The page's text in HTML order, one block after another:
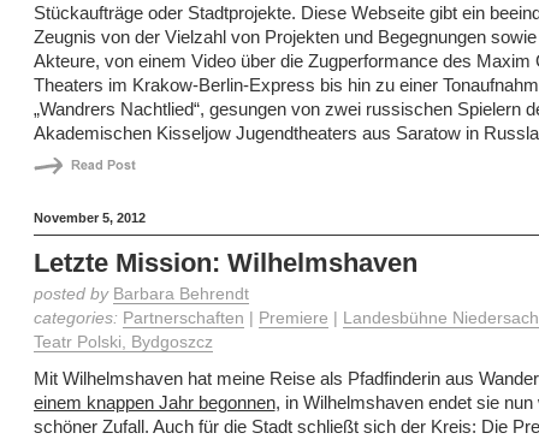
Stückaufträge oder Stadtprojekte. Diese Webseite gibt ein
Zeugnis von der Vielzahl von Projekten und Begegnungen
Akteure, von einem Video über die Zugperformance des Maxim
Theaters im Krakow-Berlin-Express bis hin zu einer
„Wandrers Nachtlied“, gesungen von zwei russischen Spielern
Akademischen Kisseljow Jugendtheaters aus Saratow in
November 5, 2012
Letzte Mission: Wilhelmshaven
posted by Barbara Behrendt
categories: Partnerschaften Premiere
Landesbühne
Teatr Polski, Bydgoszcz
Mit Wilhelmshaven hat meine Reise als Pfadfinderin aus
einem knappen Jahr begonnen, in Wilhelmshaven endet sie nun
schöner Zufall. Auch für die Stadt schließt sich der Kreis: Die